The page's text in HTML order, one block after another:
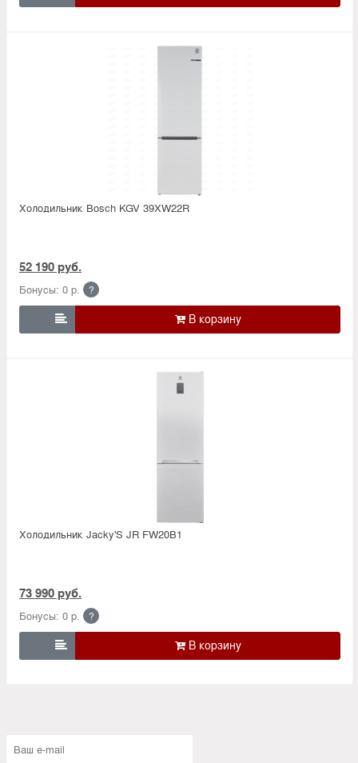
Холодильник Bosсh KGV 39XW22R
52 190 руб.
Бонусы: 0 р. ?

Холодильник Jacky'S JR FW20B1
73 990 руб.
Бонусы: 0 р. ?
